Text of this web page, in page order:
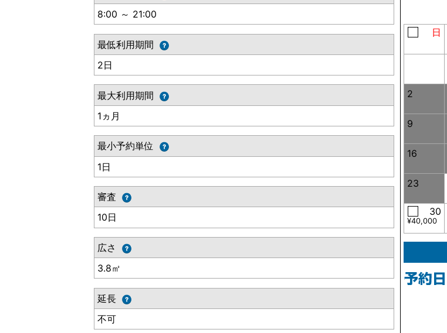
8:00 ～ 21:00
最低利用期間
2日
最大利用期間
1ヵ月
最小予約単位
1日
審査
10日
広さ
3.8㎡
延長
不可
日
2
9
16
23
30
¥40,000